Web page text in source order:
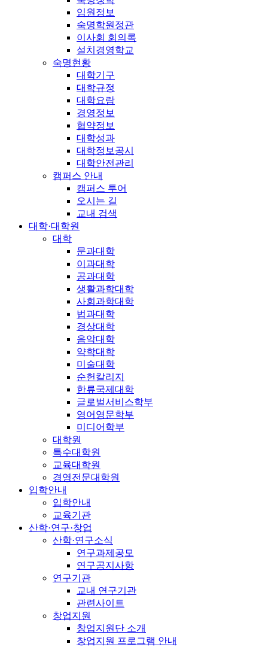
임원정보
숙명학원정관
이사회 회의록
설치경영학교
숙명현황
대학기구
대학규정
대학요람
경영정보
협약정보
대학성과
대학정보공시
대학안전관리
캠퍼스 안내
캠퍼스 투어
오시는 길
교내 검색
대학·대학원
대학
문과대학
이과대학
공과대학
생활과학대학
사회과학대학
법과대학
경상대학
음악대학
약학대학
미술대학
순헌칼리지
한류국제대학
글로벌서비스학부
영어영문학부
미디어학부
대학원
특수대학원
교육대학원
경영전문대학원
입학안내
입학안내
교육기관
산학·연구·창업
산학·연구소식
연구과제공모
연구공지사항
연구기관
교내 연구기관
관련사이트
창업지원
창업지원단 소개
창업지원 프로그램 안내